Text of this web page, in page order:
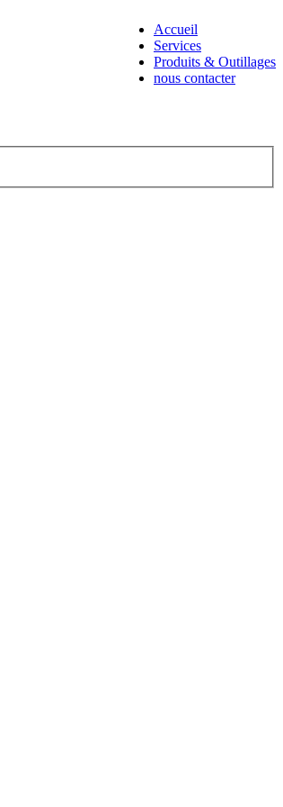
Accueil
Services
Produits & Outillages
nous contacter